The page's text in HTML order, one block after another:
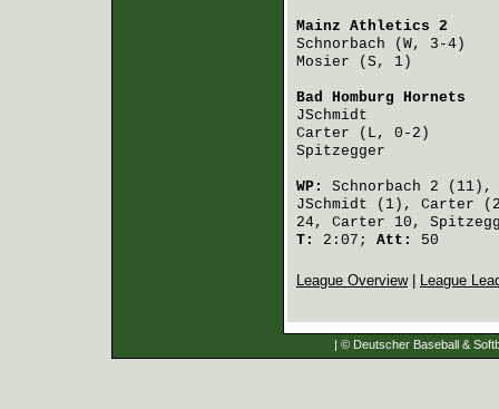
Mainz Athletics 2
Schnorbach (W, 3-4)
Mosier (S, 1)
Bad Homburg Hornets
JSchmidt
Carter (L, 0-2)
Spitzegger
WP: Schnorbach 2
JSchmidt (1), Carter
24, Carter 10,
T:
2:07; Att: 50
League Overview| League
| © Deutscher Baseball &